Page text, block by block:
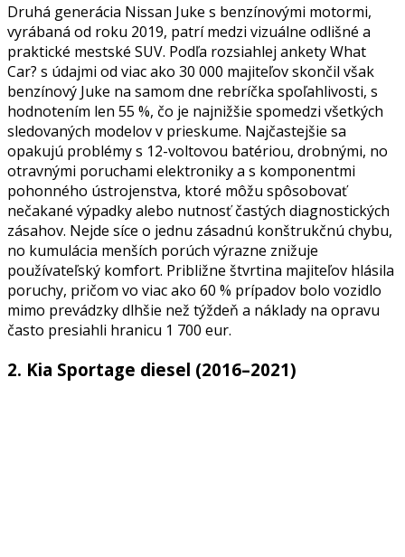
Druhá generácia Nissan Juke s benzínovými motormi,
vyrábaná od roku 2019, patrí medzi vizuálne odlišné a
praktické mestské SUV. Podľa rozsiahlej ankety What
Car? s údajmi od viac ako 30 000 majiteľov skončil však
benzínový Juke na samom dne rebríčka spoľahlivosti, s
hodnotením len 55 %, čo je najnižšie spomedzi všetkých
sledovaných modelov v prieskume. Najčastejšie sa
opakujú problémy s 12-voltovou batériou, drobnými, no
otravnými poruchami elektroniky a s komponentmi
pohonného ústrojenstva, ktoré môžu spôsobovať
nečakané výpadky alebo nutnosť častých diagnostických
zásahov. Nejde síce o jednu zásadnú konštrukčnú chybu,
no kumulácia menších porúch výrazne znižuje
používateľský komfort. Približne štvrtina majiteľov hlásila
poruchy, pričom vo viac ako 60 % prípadov bolo vozidlo
mimo prevádzky dlhšie než týždeň a náklady na opravu
často presiahli hranicu 1 700 eur.
2. Kia Sportage diesel (2016–2021)